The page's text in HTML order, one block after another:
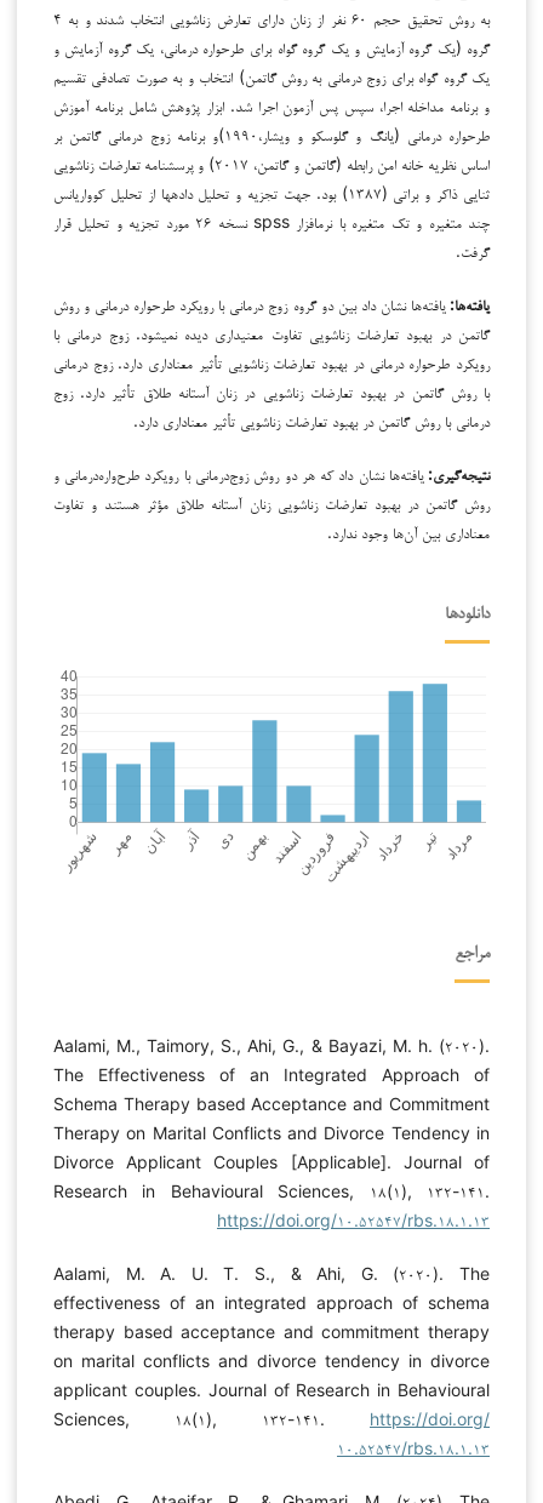
به روش تحقیق حجم ۶۰ نفر از زنان دارای تعارض زناشویی انتخاب شدند
و به ۴
گروه (یک گروه آزمایش و یک گروه گواه برای طرح­واره درمانی، یک گروه آزمایش و
یک گروه گواه برای زوج درمانی به روش گاتمن) انتخاب و به صورت تصادفی تقسیم
و برنامه مداخله اجرا، سپس پس آزمون اجرا شد. ابزار پژوهش شامل برنامه آموزش
طرح­واره درمانی (یانگ و گلوسکو و ویشار،۱۹۹۰)و برنامه زوج درمانی گاتمن بر
اساس نظریه خانه امن رابطه (گاتمن و گاتمن، ۲۰۱۷) و
پرسشنامه تعارضات زناشویی
ثنایی ذاکر و براتی (۱۳۸۷) بود. جهت تجزیه و تحلیل داده­ها از تحلیل کوواریانس
چند متغیره و تک متغیره با نرم­افزار spss نسخه ۲۶ مورد تجزیه و تحلیل قرار
گرفت.
یافته‌ها:یافته‌ها نشان داد بین دو گروه زوج درمانی با رویکرد طرح­واره درمانی و روش
گاتمن در بهبود تعارضات زناشویی تفاوت معنی­داری دیده نمی­شود. زوج درمانی با
رویکرد طرح­واره درمانی در بهبود تعارضات زناشویی تأثیر معناداری دارد. زوج درمانی
با روش گاتمن در بهبود تعارضات زناشویی در زنان آستانه طلاق تأثیر دارد. زوج
درمانی با روش گاتمن در بهبود تعارضات زناشویی تأثیر معناداری دارد.
نتیجه‌گیری:یافته‌ها نشان داد که هر دو روش زوج‌درمانی با رویکرد طرح‌واره‌درمانی و
روش گاتمن در بهبود تعارضات زناشویی زنان آستانه طلاق مؤثر هستند و تفاوت
معناداری بین آن‌ها وجود ندارد.
دانلودها
مراجع
Aalami, M., Taimory, S., Ahi, G., & Bayazi, M. h. (۲۰۲۰).
The Effectiveness of an Integrated Approach of
Schema Therapy based Acceptance and Commitment
Therapy on Marital Conflicts and Divorce Tendency in
Divorce Applicant Couples [Applicable]. Journal of
Research in Behavioural Sciences, ۱۸(۱), ۱۳۲-۱۴۱.
https://doi.org/۱۰.۵۲۵۴۷/rbs.۱۸.۱.۱۳
Aalami, M. A. U. T. S., & Ahi, G. (۲۰۲۰). The
effectiveness of an integrated approach of schema
therapy based acceptance and commitment therapy
on marital conflicts and divorce tendency in divorce
applicant couples. Journal of Research in Behavioural
Sciences, ۱۸(۱), ۱۳۲-۱۴۱. https://doi.org/
۱۰.۵۲۵۴۷/rbs.۱۸.۱.۱۳